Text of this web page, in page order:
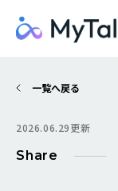
一覧へ戻る
2026.06.29更新
Share